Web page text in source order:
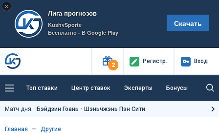
×
Лига прогнозов
KushvSporte
Бесплатно - В Google Play
Скачать
2
Регистр. Вход
Топ ставки Центр ставок Эксперты Бонусы
Тренды Букмекеры Пресс-центр
Как тут заработать?
Матч дня Бэйдзин Гоань - Шэньчжэнь Пэн Сити
Главная
Другие